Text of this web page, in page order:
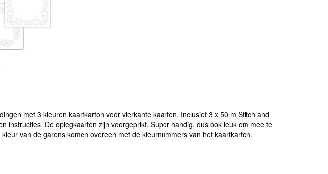
met 3 kleuren kaartkarton voor vierkante kaarten. Inclusief 3 x 50 m Stitch and
instructies. De oplegkaarten zijn voorgeprikt. Super handig, dus ook leuk om mee te
van de garens komen overeen met de kleurnummers van het kaartkarton.